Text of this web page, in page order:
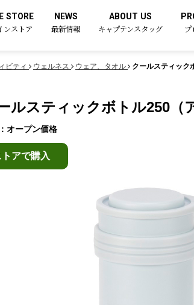
STORE
ンストア
NEWS
最新情報
ABOUT US
キャプテンスタッグ プ
ビティ ウェルネス ウェア、タオル クールスティック
ルスティックボトル250（
オープン価格
アで購入